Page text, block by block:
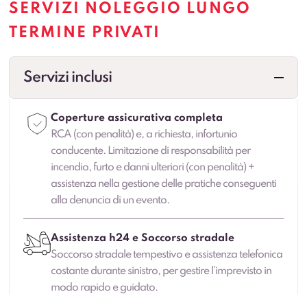
SERVIZI NOLEGGIO LUNGO
TERMINE PRIVATI
Servizi inclusi
Coperture assicurativa completa
RCA (con penalità) e, a richiesta, infortunio
conducente. Limitazione di responsabilità per
incendio, furto e danni ulteriori (con penalità) +
assistenza nella gestione delle pratiche conseguenti
alla denuncia di un evento.
Assistenza h24 e Soccorso stradale
Soccorso stradale tempestivo e assistenza telefonica
costante durante sinistro, per gestire l’imprevisto in
modo rapido e guidato.